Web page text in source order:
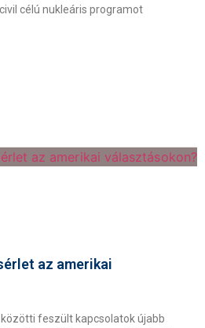
célú nukleáris programot
az amerikai
feszült kapcsolatok újabb